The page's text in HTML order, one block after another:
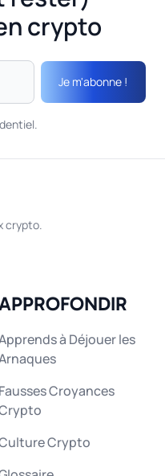
crypto
Je m'abonne !
crypto.
à Déjouer les
Fausses Croyances
Crypto